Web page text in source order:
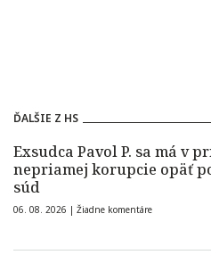
ĎALŠIE Z HS
Exsudca Pavol P. sa má v
nepriamej korupcie opäť
súd
06. 08. 2026 | Žiadne komentáre